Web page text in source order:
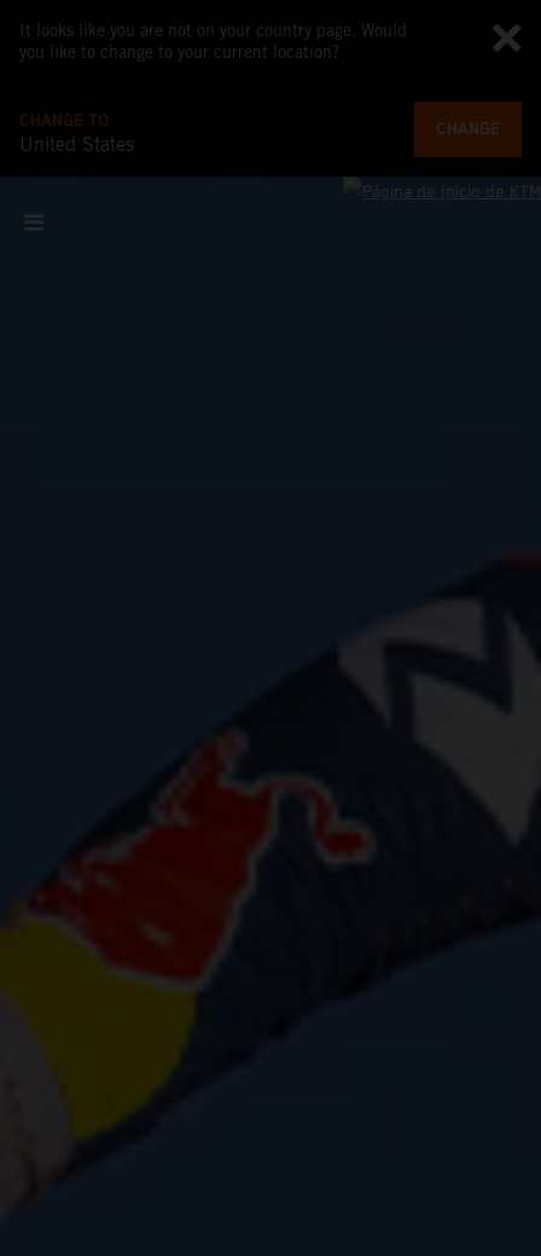
It looks like you are not on your country page. Would
you like to change to your current location?
CHANGE TO
United States
CHANGE